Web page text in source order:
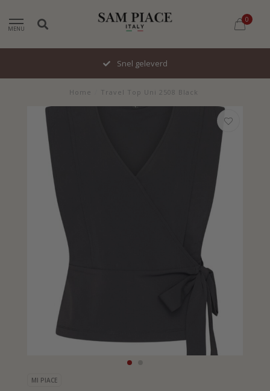
MENU
0
Snel geleverd
Home Travel Top Uni 2508 Black
MI PIACE